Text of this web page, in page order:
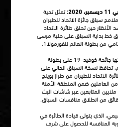
تمثل تحية
سباق جائزة الاتحاد للطيران
حين تحلق طائرة الاتحاد
خط بداية السباق على حلبة مرسى
من بطولة العالم للفورمولا1.
وبالرغم من التحديات التي فرضتها جائحة كوفيد-19 على بطولة
في هذا العام، تحافظ نسخة السباق الحالي على
الاتحاد للطيران من طراز بوينج
من العاملين ضمن المنطقة الآمنة
المتابعين عبر شاشات البث
من انطلاق منافسات السباق.
الذي يتولى قيادة الطائرة في
المنافسة للحصول على شرف